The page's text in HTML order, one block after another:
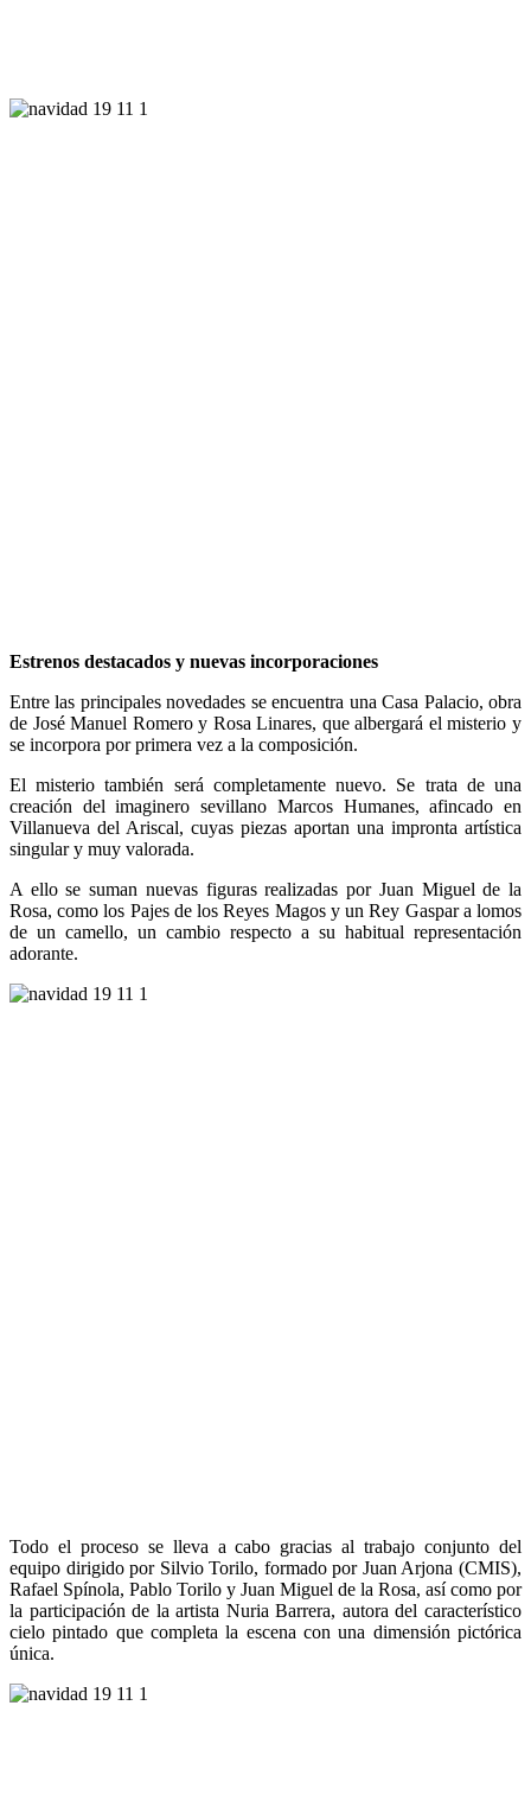
Estrenos destacados y nuevas incorporaciones
Entre las principales novedades se encuentra una Casa Palacio, obra
de José Manuel Romero y Rosa Linares, que albergará el misterio y
se incorpora por primera vez a la composición.
El misterio también será completamente nuevo. Se trata de una
creación del imaginero sevillano Marcos Humanes, afincado en
Villanueva del Ariscal, cuyas piezas aportan una impronta artística
singular y muy valorada.
A ello se suman nuevas figuras realizadas por Juan Miguel de la
Rosa, como los Pajes de los Reyes Magos y un Rey Gaspar a lomos
de un camello, un cambio respecto a su habitual representación
adorante.
Todo el proceso se lleva a cabo gracias al trabajo conjunto del
equipo dirigido por Silvio Torilo, formado por Juan Arjona (CMIS),
Rafael Spínola, Pablo Torilo y Juan Miguel de la Rosa, así como por
la participación de la artista Nuria Barrera, autora del característico
cielo pintado que completa la escena con una dimensión pictórica
única.